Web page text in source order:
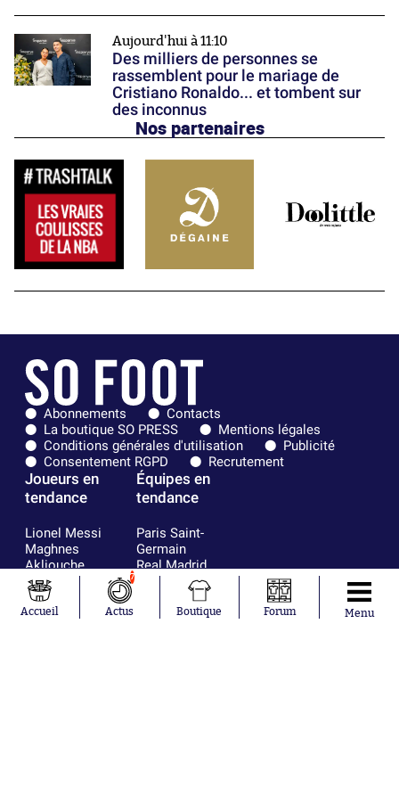
Aujourd'hui à 11:10
Des milliers de personnes se
rassemblent pour le mariage de
Cristiano Ronaldo... et tombent sur
des inconnus
Nos partenaires
Abonnements
Contacts
La boutique SO PRESS
Mentions légales
Conditions générales d'utilisation
Publicité
Consentement RGPD
Recrutement
Joueurs en
tendance
Lionel Messi
Maghnes
Akliouche
Mohamed
Salah
Neymar
Équipes en
tendance
Paris Saint-
Germain
Real Madrid
Olympique de
Accueil
7
Actus Boutique Forum Menu